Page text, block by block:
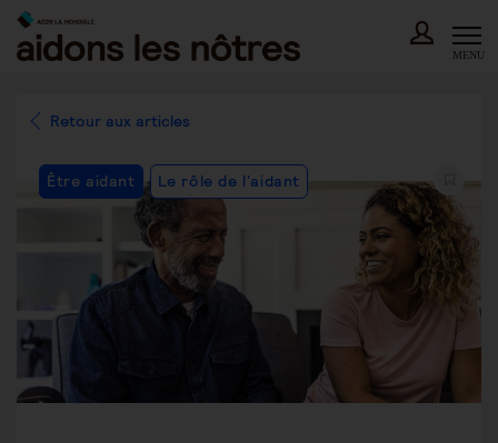
Skip
content
MENU
Retour aux articles
Category:
Être aidant Le rôle de l'aidant